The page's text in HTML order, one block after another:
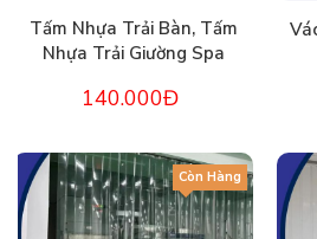
Tấm Nhựa Trải Bàn, Tấm
Nhựa Trải Giường Spa
140.000Đ
Còn Hàng